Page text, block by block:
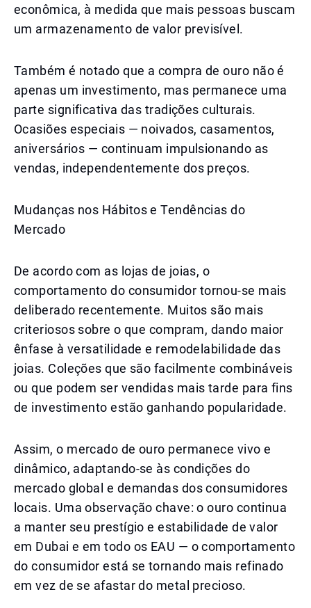
econômica, à medida que mais pessoas buscam
um armazenamento de valor previsível.
Também é notado que a compra de ouro não é
apenas um investimento, mas permanece uma
parte significativa das tradições culturais.
Ocasiões especiais — noivados, casamentos,
aniversários — continuam impulsionando as
vendas, independentemente dos preços.
Mudanças nos Hábitos e Tendências do
Mercado
De acordo com as lojas de joias, o
comportamento do consumidor tornou-se mais
deliberado recentemente. Muitos são mais
criteriosos sobre o que compram, dando maior
ênfase à versatilidade e remodelabilidade das
joias. Coleções que são facilmente combináveis
ou que podem ser vendidas mais tarde para fins
de investimento estão ganhando popularidade.
Assim, o mercado de ouro permanece vivo e
dinâmico, adaptando-se às condições do
mercado global e demandas dos consumidores
locais. Uma observação chave: o ouro continua
a manter seu prestígio e estabilidade de valor
em Dubai e em todo os EAU — o comportamento
do consumidor está se tornando mais refinado
em vez de se afastar do metal precioso.